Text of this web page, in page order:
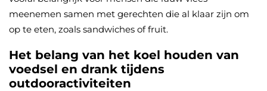
meenemen samen met gerechten die al klaar zijn om
op te eten, zoals sandwiches of fruit.
Het belang van het koel houden van
voedsel en drank tijdens
outdooractiviteiten